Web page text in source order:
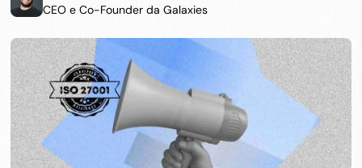
CEO e Co-Founder da Galaxies